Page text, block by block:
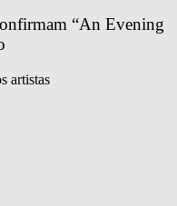
“An Evening
artistas